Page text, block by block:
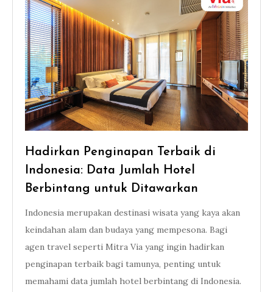
Hadirkan Penginapan Terbaik di
Indonesia: Data Jumlah Hotel
Berbintang untuk Ditawarkan
Indonesia merupakan destinasi wisata yang kaya akan
keindahan alam dan budaya yang mempesona. Bagi
agen travel seperti Mitra Via yang ingin hadirkan
penginapan terbaik bagi tamunya, penting untuk
memahami data jumlah hotel berbintang di Indonesia.